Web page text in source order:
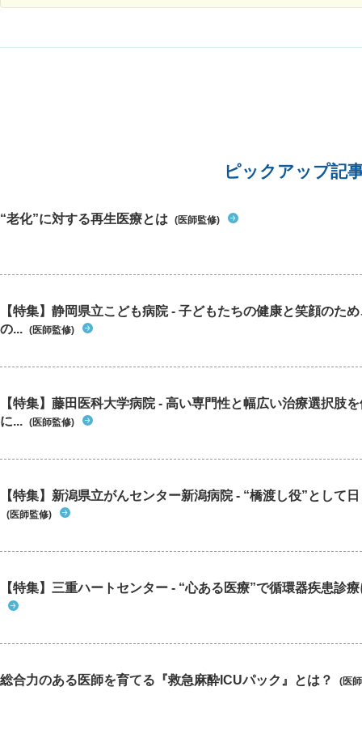
ょうか？ 質問が多く申し訳ありませんがよろしく
（2～3
問題あ
院での
ような
受診と
みに、
ピックアップ記
“老化”に対する再生医療とは (医師監修)
【特集】静岡県立こども病院 - 子どもたちの健康と笑顔のた
の... (医師監修)
【特集】藤田医科大学病院 - 高い専門性と幅広い治療選択肢
に... (医師監修)
【特集】新潟県立がんセンター新潟病院 - “橋渡し役”として
(医師監修)
【特集】三重ハートセンター - “心ある医療”で循環器疾患診
総合力のある医師を育てる『救急麻酔ICUパック』とは？ (医